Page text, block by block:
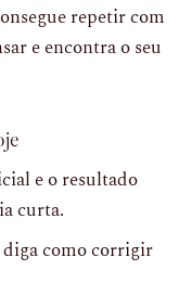
repetir com
e encontra o seu
e o resultado
curta.
diga como corrigir